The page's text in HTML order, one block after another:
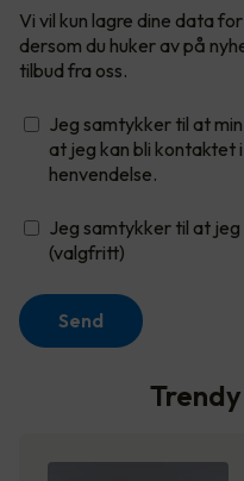
Vi vil kun lagre dine data
dersom du huker av på
tilbud fra oss.
Jeg samtykker til at
at jeg kan bli kontaktet
henvendelse.
Jeg samtykker til at
(valgfritt)
Send